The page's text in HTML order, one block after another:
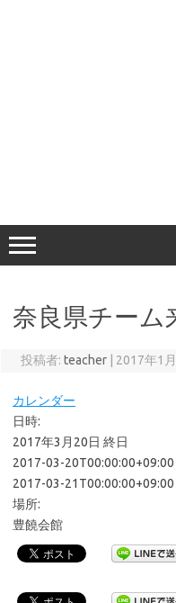
奈良県チーム
投稿者: teacher 2017年1
カレンダー
日時:
2017年3月20日 終日
2017-03-20T00:00:00+09:00
2017-03-21T00:00:00+09:00
場所:
豊饒会館